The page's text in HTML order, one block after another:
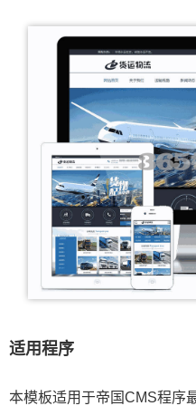
适用程序
本模板适用于帝国CMS程序